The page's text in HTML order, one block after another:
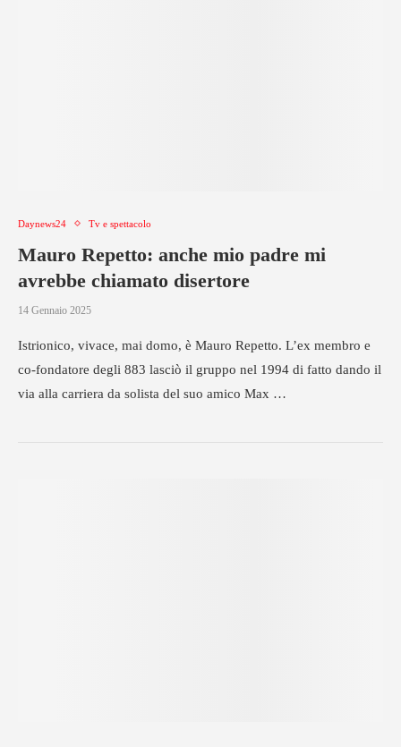
Daynews24 Tv e spettacolo
Mauro Repetto: anche mio padre mi
avrebbe chiamato disertore
14 Gennaio 2025
Istrionico, vivace, mai domo, è Mauro Repetto. L’ex membro e
co-fondatore degli 883 lasciò il gruppo nel 1994 di fatto dando il
via alla carriera da solista del suo amico Max …